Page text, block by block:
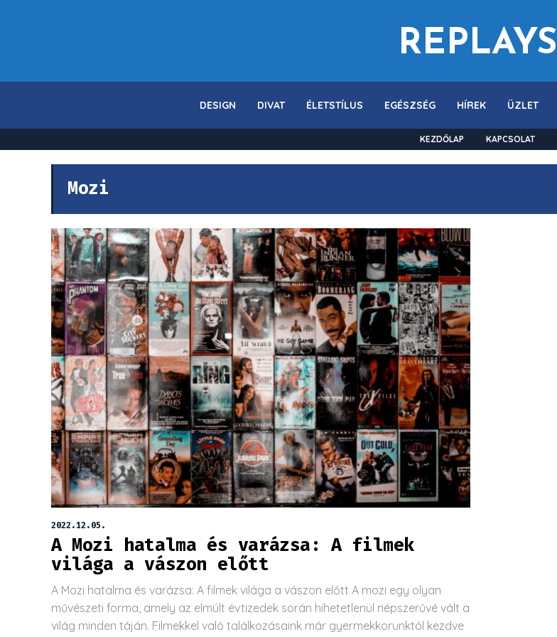
REPLAYS
DESIGN DIVAT ÉLETSTÍLUS EGÉSZSÉG HÍREK ÜZLET
KEZDŐLAP KAPCSOLAT
Mozi
2022.12.05.
A Mozi hatalma és varázsa: A filmek
világa a vászon előtt
A Mozi hatalma és varázsa: A filmek világa a vászon előtt A mozi egy olyan
művészeti forma, amely az elmúlt évtizedek során hihetetlenül népszerűvé vált a
világ minden táján. Filmekkel való találkozásaink már gyermekkorunktól kezdve